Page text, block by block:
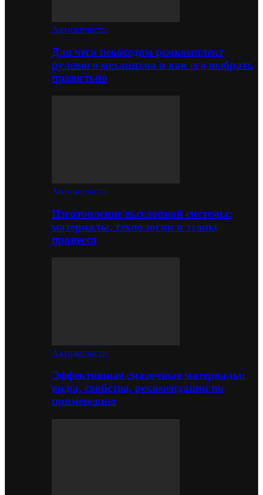
Автозапчасти
Для чего необходим ремкомплект
рулевого механизма и как его выбрать
правильно
Автозапчасти
Изготовление выхлопной системы:
материалы, технологии и этапы
процесса
Автозапчасти
Эффективные смазочные материалы:
виды, свойства, рекомендации по
применению